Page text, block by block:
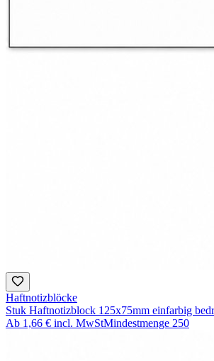
Haftnotizblöcke
Stuk Haftnotizblock 125x75mm einfarbig
Ab 1,66 € incl. MwStMindestmenge 250